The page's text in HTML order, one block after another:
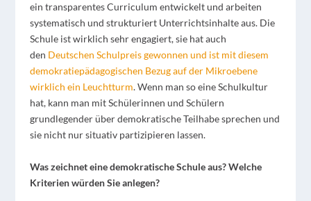
ein transparentes Curriculum entwickelt und arbeiten
systematisch und strukturiert Unterrichtsinhalte aus. Die
Schule ist wirklich sehr engagiert, sie hat auch
den Deutschen Schulpreis gewonnen und ist mit diesem
demokratiepädagogischen Bezug auf der Mikroebene
wirklich ein Leuchtturm. Wenn man so eine Schulkultur
hat, kann man mit Schülerinnen und Schülern
grundlegender über demokratische Teilhabe sprechen und
sie nicht nur situativ partizipieren lassen.
Was zeichnet eine demokratische Schule aus? Welche
Kriterien würden Sie anlegen?